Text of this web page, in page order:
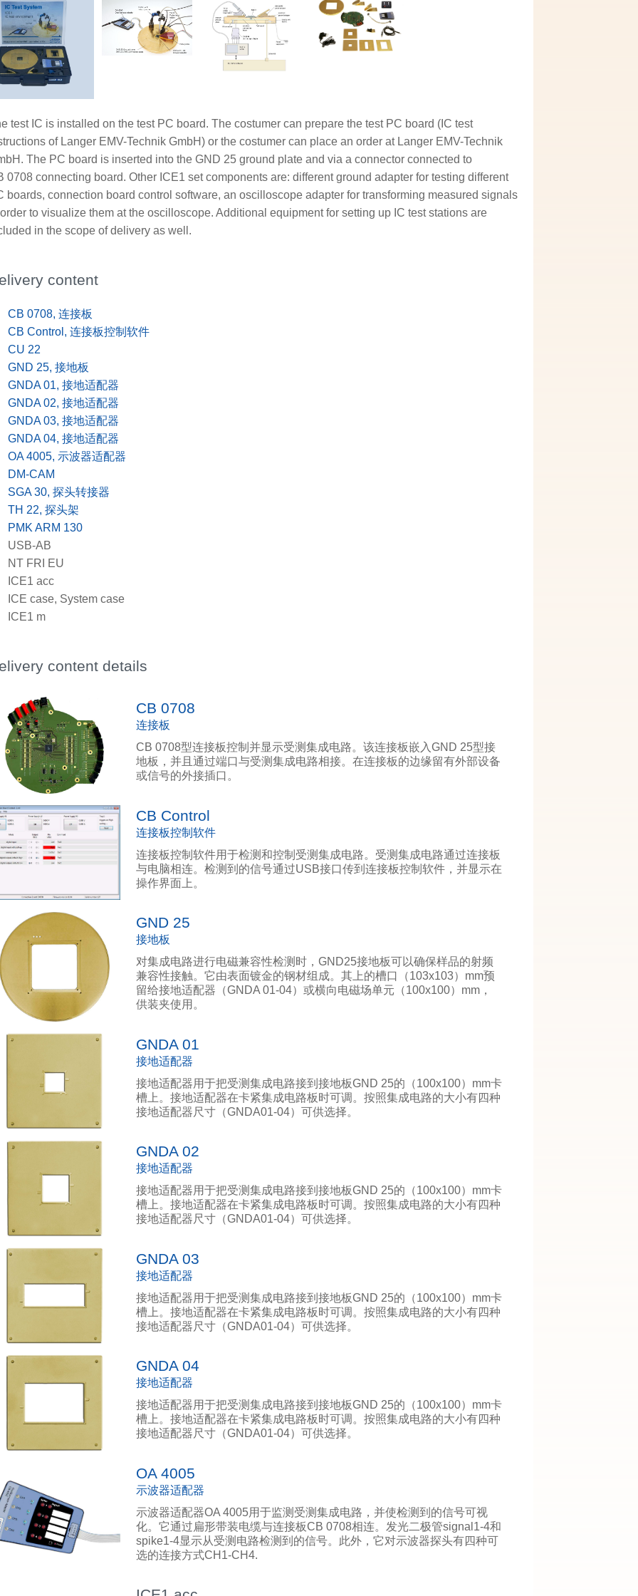
test IC is installed on the test PC board. The costumer can prepare the test PC board (IC test
of Langer EMV-Technik GmbH) or the costumer can place an order at Langer EMV-Technik
The PC board is inserted into the GND 25 ground plate and via a connector connected to
0708 connecting board. Other ICE1 set components are: different ground adapter for testing different
boards, connection board control software, an oscilloscope adapter for transforming measured signals
to visualize them at the oscilloscope. Additional equipment for setting up IC test stations are
in the scope of delivery as well.
content
CB 0708, 连接板
CB Control, 连接板控制软件
CU 22
GND 25, 接地板
GNDA 01, 接地适配器
GNDA 02, 接地适配器
GNDA 03, 接地适配器
GNDA 04, 接地适配器
OA 4005, 示波器适配器
DM-CAM
SGA 30, 探头转接器
TH 22, 探头架
PMK ARM 130
USB-AB
NT FRI EU
ICE1 acc
ICE case, System case
ICE1 m
content details
CB 0708
连接板
CB 0708型连接板控制并显示受测集成电路。该连接板嵌入GND 25型接
地板，并且通过端口与受测集成电路相接。在连接板的边缘留有外部设备
或信号的外接插口。
CB Control
连接板控制软件
连接板控制软件用于检测和控制受测集成电路。受测集成电路通过连接板
与电脑相连。检测到的信号通过USB接口传到连接板控制软件，并显示在
操作界面上。
GND 25
接地板
对集成电路进行电磁兼容性检测时，GND25接地板可以确保样品的射频
兼容性接触。它由表面镀金的钢材组成。其上的槽口（103x103）mm预
留给接地适配器（GNDA 01-04）或横向电磁场单元（100x100）mm，
供装夹使用。
GNDA 01
接地适配器
接地适配器用于把受测集成电路接到接地板GND 25的（100x100）mm卡
槽上。接地适配器在卡紧集成电路板时可调。按照集成电路的大小有四种
接地适配器尺寸（GNDA01-04）可供选择。
GNDA 02
接地适配器
接地适配器用于把受测集成电路接到接地板GND 25的（100x100）mm卡
槽上。接地适配器在卡紧集成电路板时可调。按照集成电路的大小有四种
接地适配器尺寸（GNDA01-04）可供选择。
GNDA 03
接地适配器
接地适配器用于把受测集成电路接到接地板GND 25的（100x100）mm卡
槽上。接地适配器在卡紧集成电路板时可调。按照集成电路的大小有四种
接地适配器尺寸（GNDA01-04）可供选择。
GNDA 04
接地适配器
接地适配器用于把受测集成电路接到接地板GND 25的（100x100）mm卡
槽上。接地适配器在卡紧集成电路板时可调。按照集成电路的大小有四种
接地适配器尺寸（GNDA01-04）可供选择。
OA 4005
示波器适配器
示波器适配器OA 4005用于监测受测集成电路，并使检测到的信号可视
化。它通过扁形带装电缆与连接板CB 0708相连。发光二极管signal1-4和
spike1-4显示从受测电路检测到的信号。此外，它对示波器探头有四种可
选的连接方式CH1-CH4.